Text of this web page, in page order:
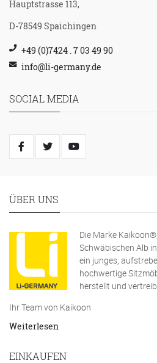
Hauptstrasse 113,
D-78549 Spaichingen
+49 (0)7424 . 7 03 49 90
info@li-germany.de
SOCIAL MEDIA
ÜBER UNS
Die Marke
Schwäbischen Alb
ein junges,
hochwertige
herstellt und
Ihr Team von Kaikoon
Weiterlesen
EINKAUFEN